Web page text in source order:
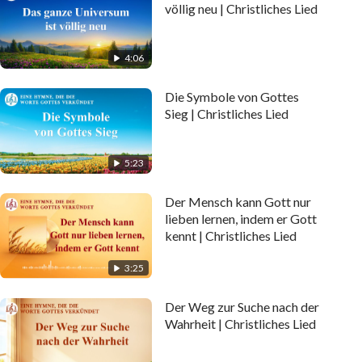
4:06
völlig neu | Christliches Lied
5:23
Die Symbole von Gottes
Sieg | Christliches Lied
3:25
Der Mensch kann Gott nur
lieben lernen, indem er Gott
kennt | Christliches Lied
Der Weg zur Suche nach der
Wahrheit | Christliches Lied